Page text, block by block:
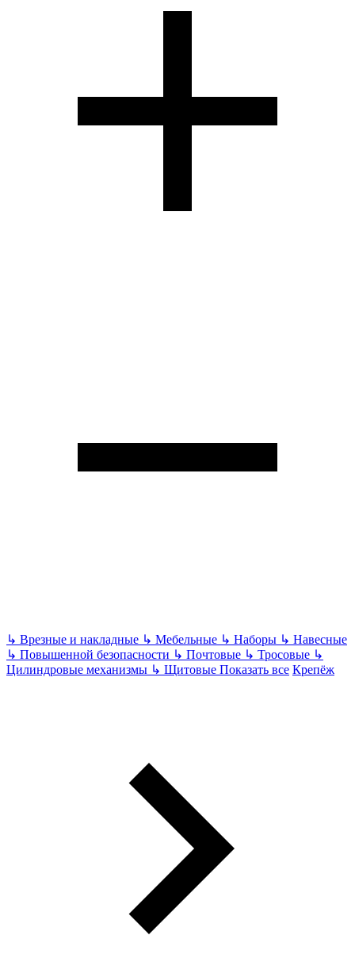
↳ Врезные и накладные ↳ Мебельные ↳ Наборы ↳ Навесные
↳ Повышенной безопасности ↳ Почтовые ↳ Тросовые ↳
Цилиндровые механизмы ↳ Щитовые Показать все Крепёж